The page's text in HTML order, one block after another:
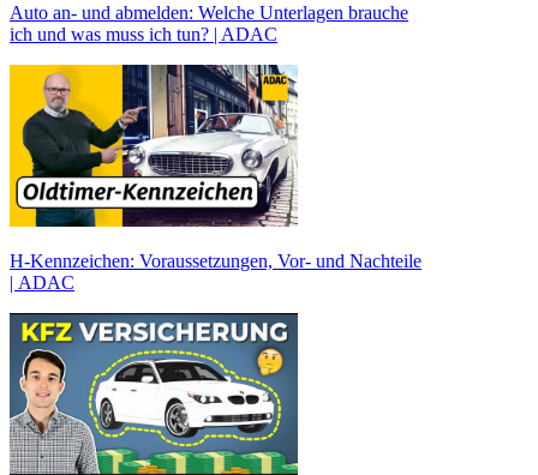
Auto an- und abmelden: Welche Unterlagen brauche
ich und was muss ich tun? | ADAC
H-Kennzeichen: Voraussetzungen, Vor- und Nachteile
| ADAC